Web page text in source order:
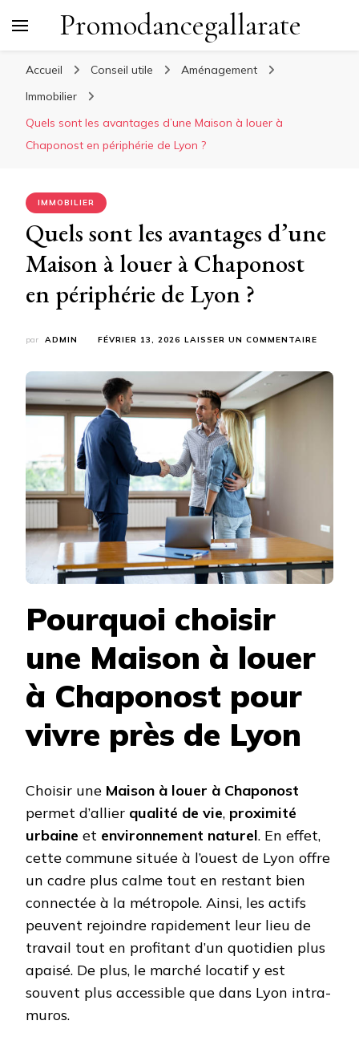
Promodancegallarate
Accueil Conseil utile
Aménagement
Immobilier
Quels sont les avantages d’une Maison à louer à
Chaponost en périphérie de Lyon ?
IMMOBILIER
Quels sont les avantages d’une
Maison à louer à Chaponost
en périphérie de Lyon ?
par ADMIN FÉVRIER 13, 2026 LAISSER UN COMMENTAIRE
LES
DE
?
Pourquoi choisir
une Maison à louer
à Chaponost pour
vivre près de Lyon
Choisir une Maison à louer à Chaponost
permet d’allier qualité de vie, proximité
urbaine et environnement naturel. En effet,
cette commune située à l’ouest de Lyon offre
un cadre plus calme tout en restant bien
connectée à la métropole. Ainsi, les actifs
peuvent rejoindre rapidement leur lieu de
travail tout en profitant d’un quotidien plus
apaisé. De plus, le marché locatif y est
souvent plus accessible que dans Lyon intra-
muros.